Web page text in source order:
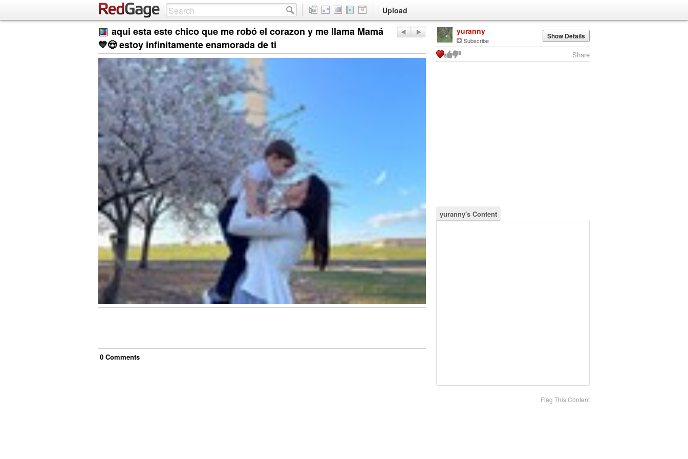
Upload
aqui esta este chico que me robó el corazon y me llama Mamá
💙😍 estoy infinitamente enamorada de ti
0 Comments
yuranny
Subscribe Show Details
Share
yuranny's Content
Flag This Content